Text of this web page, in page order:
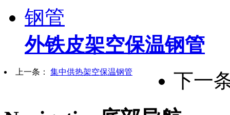
外铁皮架空保温钢管
上一条： 集中供热架空保温钢管 下一